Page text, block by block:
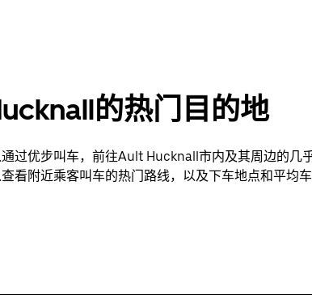
的热门目的地
过优步叫车，前往Ault Hucknall市内及其周边的几
看附近乘客叫车的热门路线，以及下车地点和平均